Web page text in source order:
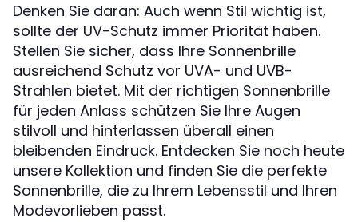
Denken Sie daran: Auch wenn Stil wichtig ist,
sollte der UV-Schutz immer Priorität haben.
Stellen Sie sicher, dass Ihre Sonnenbrille
ausreichend Schutz vor UVA- und UVB-
Strahlen bietet. Mit der richtigen Sonnenbrille
für jeden Anlass schützen Sie Ihre Augen
stilvoll und hinterlassen überall einen
bleibenden Eindruck. Entdecken Sie noch heute
unsere Kollektion und finden Sie die perfekte
Sonnenbrille, die zu Ihrem Lebensstil und Ihren
Modevorlieben passt.